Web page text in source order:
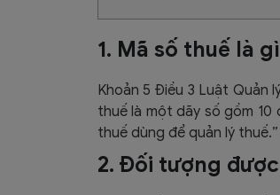
1. Mã số thuế là
Khoản 5 Điều 3 Luật Quản
thuế là một dãy số gồm
thuế dùng để quản lý thuế.”
2. Đối tượng